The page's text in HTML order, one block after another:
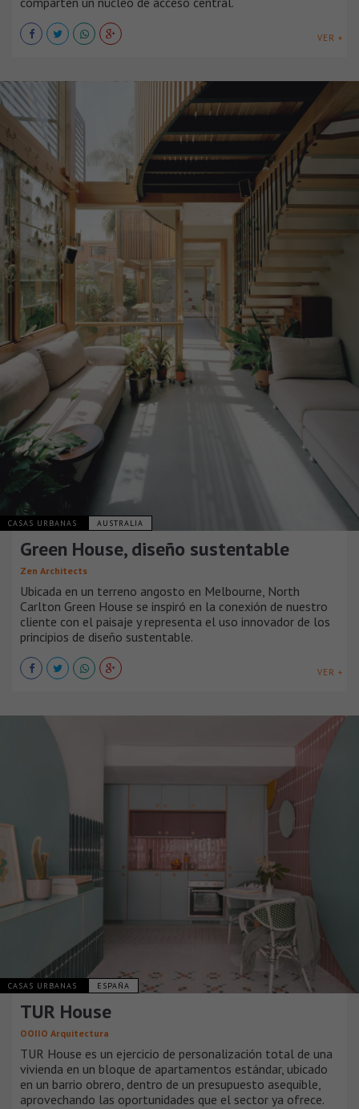
VER +
CASAS URBANAS AUSTRALIA
Green House, diseño sustentable
Zen Architects
Ubicada en un terreno angosto en Melbourne, North
Carlton Green House se inspiró en la conexión de nuestro
cliente con el paisaje y representa el uso innovador de los
principios de diseño sustentable.
VER +
CASAS URBANAS ESPAÑA
TUR House
OOIIO Arquitectura
TUR House es un ejercicio de personalización total de una
vivienda en un bloque de apartamentos estándar, ubicado
en un barrio obrero, dentro de un presupuesto asequible,
aprovechando las oportunidades que el sector ya ofrece.